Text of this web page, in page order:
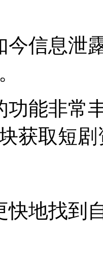
今信息泄
功能非常
获取短剧
快地找到